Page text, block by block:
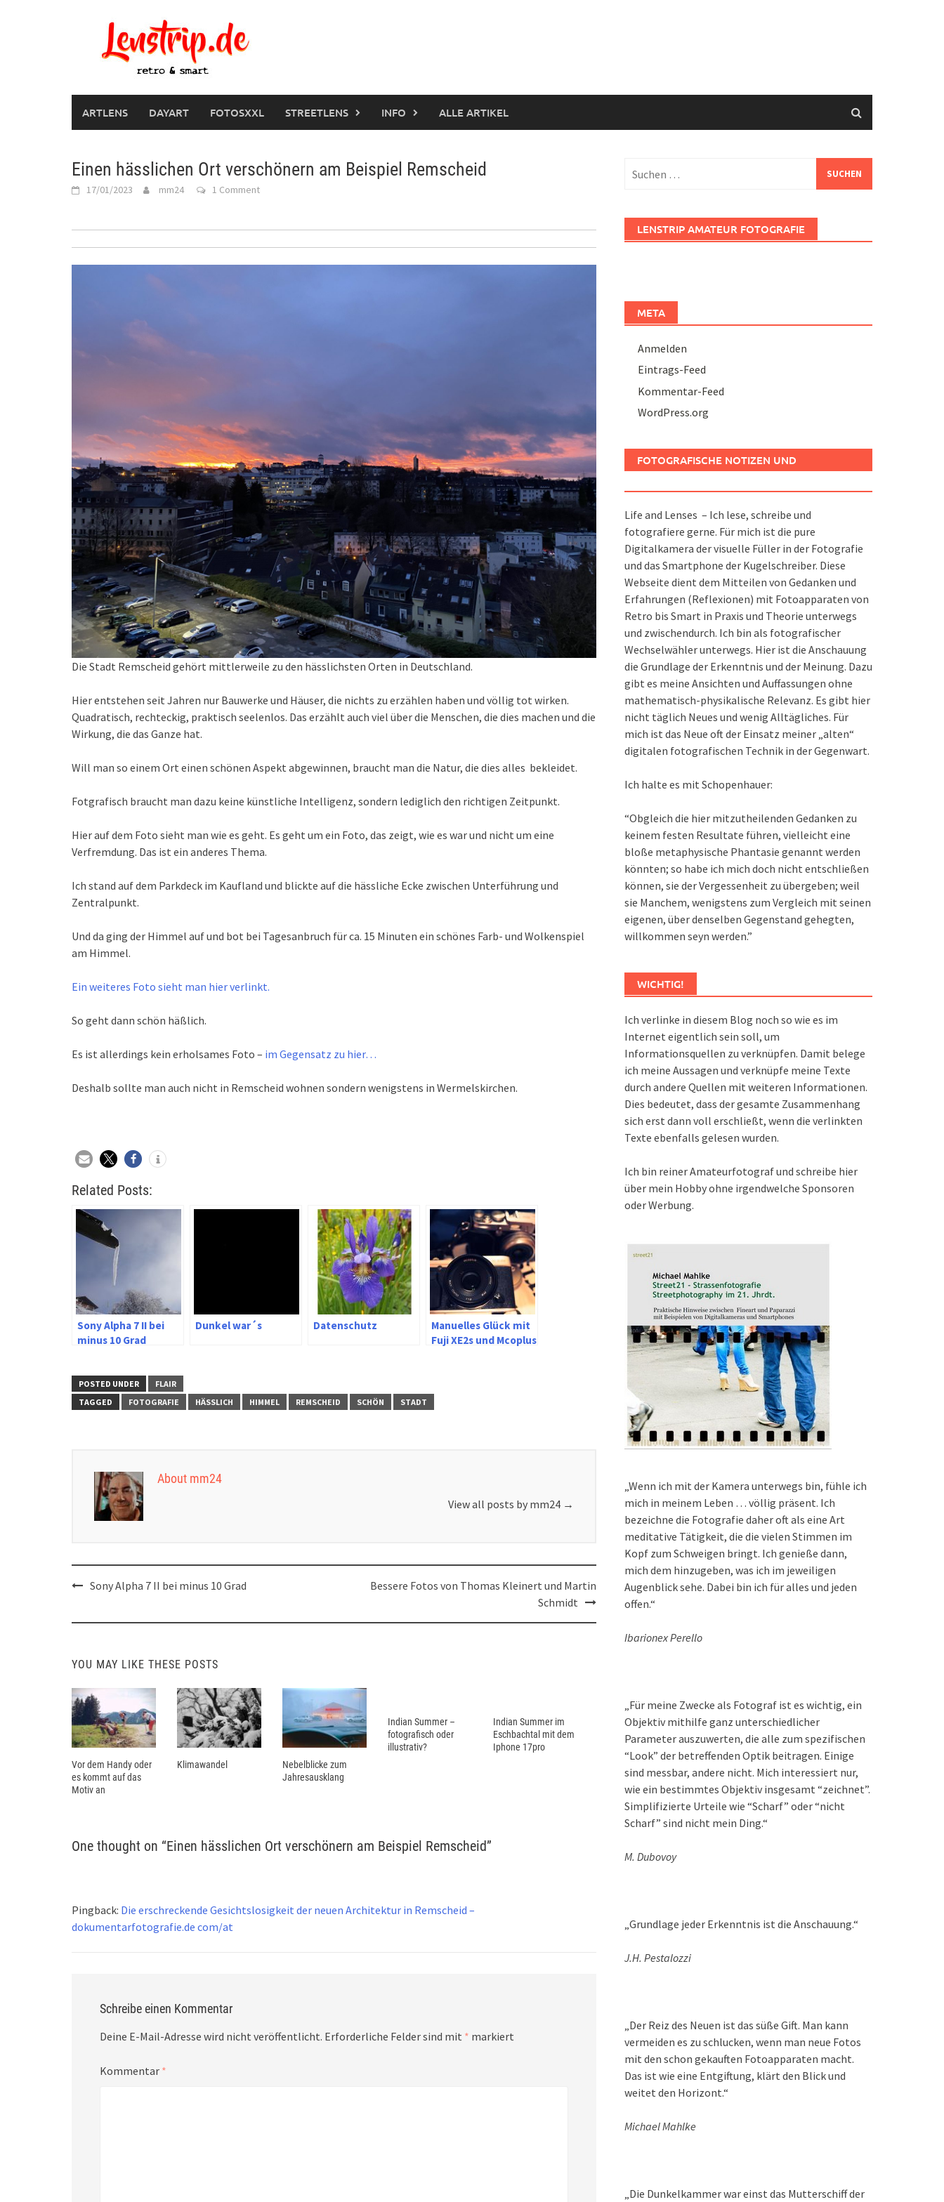
ARTLENS DAYART FOTOSXXL STREETLENS INFO ALLE ARTIKEL
Einen hässlichen Ort verschönern am Beispiel Remscheid
17/01/2023 mm24 1 Comment
Die Stadt Remscheid gehört mittlerweile zu den hässlichsten Orten in Deutschland.
Hier entstehen seit Jahren nur Bauwerke und Häuser, die nichts zu erzählen haben und völlig tot wirken.
Quadratisch, rechteckig, praktisch seelenlos. Das erzählt auch viel über die Menschen, die dies machen und die
Wirkung, die das Ganze hat.
Will man so einem Ort einen schönen Aspekt abgewinnen, braucht man die Natur, die dies alles bekleidet.
Fotgrafisch braucht man dazu keine künstliche Intelligenz, sondern lediglich den richtigen Zeitpunkt.
Hier auf dem Foto sieht man wie es geht. Es geht um ein Foto, das zeigt, wie es war und nicht um eine
Verfremdung. Das ist ein anderes Thema.
Ich stand auf dem Parkdeck im Kaufland und blickte auf die hässliche Ecke zwischen Unterführung und
Zentralpunkt.
Und da ging der Himmel auf und bot bei Tagesanbruch für ca. 15 Minuten ein schönes Farb- und Wolkenspiel
am Himmel.
Ein weiteres Foto sieht man hier verlinkt.
So geht dann schön häßlich.
Es ist allerdings kein erholsames Foto – im Gegensatz zu hier…
Deshalb sollte man auch nicht in Remscheid wohnen sondern wenigstens in Wermelskirchen.
Related Posts:
Sony Alpha 7 II bei
minus 10 Grad
Dunkel war´s Datenschutz
Manuelles Glück mit
Fuji XE2s und Mcoplus
POSTED UNDER
FLAIR
TAGGED
FOTOGRAFIE HÄSSLICH HIMMEL REMSCHEID SCHÖN STADT
About mm24
View all posts by mm24 →
PostSony Alpha 7 II bei minus 10 Grad
Bessere Fotos von Thomas Kleinert und Martin
Schmidt
YOU MAY LIKE THESE POSTS
Vor dem Handy oder
es kommt auf das
Motiv an
Klimawandel
Nebelblicke zum
Jahresausklang
Indian Summer –
fotografisch oder
illustrativ?
Indian Summer im
Eschbachtal mit dem
Iphone 17pro
One thought on “Einen hässlichen Ort verschönern am Beispiel Remscheid”
Pingback: Die erschreckende Gesichtslosigkeit der neuen Architektur in Remscheid –
dokumentarfotografie.de com/at
Schreibe einen Kommentar
Deine E-Mail-Adresse wird nicht veröffentlicht. Erforderliche Felder sind mit * markiert
Kommentar *
nach:
LENSTRIP AMATEUR FOTOGRAFIE
META
Anmelden
Eintrags-Feed
Kommentar-Feed
WordPress.org
FOTOGRAFISCHE NOTIZEN UND
Life and Lenses – Ich lese, schreibe und
fotografiere gerne. Für mich ist die pure
Digitalkamera der visuelle Füller in der Fotografie
und das Smartphone der Kugelschreiber. Diese
Webseite dient dem Mitteilen von Gedanken und
Erfahrungen (Reflexionen) mit Fotoapparaten von
Retro bis Smart in Praxis und Theorie unterwegs
und zwischendurch. Ich bin als fotografischer
Wechselwähler unterwegs. Hier ist die Anschauung
die Grundlage der Erkenntnis und der Meinung. Dazu
gibt es meine Ansichten und Auffassungen ohne
mathematisch-physikalische Relevanz. Es gibt hier
nicht täglich Neues und wenig Alltägliches. Für
mich ist das Neue oft der Einsatz meiner „alten“
digitalen fotografischen Technik in der Gegenwart.
Ich halte es mit Schopenhauer:
“Obgleich die hier mitzutheilenden Gedanken zu
keinem festen Resultate führen, vielleicht eine
bloße metaphysische Phantasie genannt werden
könnten; so habe ich mich doch nicht entschließen
können, sie der Vergessenheit zu übergeben; weil
sie Manchem, wenigstens zum Vergleich mit seinen
eigenen, über denselben Gegenstand gehegten,
willkommen seyn werden.”
WICHTIG!
Ich verlinke in diesem Blog noch so wie es im
Internet eigentlich sein soll, um
Informationsquellen zu verknüpfen. Damit belege
ich meine Aussagen und verknüpfe meine Texte
durch andere Quellen mit weiteren Informationen.
Dies bedeutet, dass der gesamte Zusammenhang
sich erst dann voll erschließt, wenn die verlinkten
Texte ebenfalls gelesen wurden.
Ich bin reiner Amateurfotograf und schreibe hier
über mein Hobby ohne irgendwelche Sponsoren
oder Werbung.
„Wenn ich mit der Kamera unterwegs bin, fühle ich
mich in meinem Leben … völlig präsent. Ich
bezeichne die Fotografie daher oft als eine Art
meditative Tätigkeit, die die vielen Stimmen im
Kopf zum Schweigen bringt. Ich genieße dann,
mich dem hinzugeben, was ich im jeweiligen
Augenblick sehe. Dabei bin ich für alles und jeden
offen.“
Ibarionex Perello
„Für meine Zwecke als Fotograf ist es wichtig, ein
Objektiv mithilfe ganz unterschiedlicher
Parameter auszuwerten, die alle zum spezifischen
“Look” der betreffenden Optik beitragen. Einige
sind messbar, andere nicht. Mich interessiert nur,
wie ein bestimmtes Objektiv insgesamt “zeichnet”.
Simplifizierte Urteile wie “Scharf” oder “nicht
Scharf” sind nicht mein Ding.“
M. Dubovoy
„Grundlage jeder Erkenntnis ist die Anschauung.“
J.H. Pestalozzi
„Der Reiz des Neuen ist das süße Gift. Man kann
vermeiden es zu schlucken, wenn man neue Fotos
mit den schon gekauften Fotoapparaten macht.
Das ist wie eine Entgiftung, klärt den Blick und
weitet den Horizont.“
Michael Mahlke
„Die Dunkelkammer war einst das Mutterschiff der